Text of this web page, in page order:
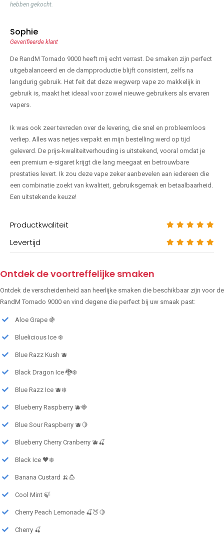
hebben gekocht.
Sophie
Geverifieerde klant
De RandM Tornado 9000 heeft mij echt verrast. De smaken zijn perfect
uitgebalanceerd en de dampproductie blijft consistent, zelfs na
langdurig gebruik. Het feit dat deze wegwerp vape zo makkelijk in
gebruik is, maakt het ideaal voor zowel nieuwe gebruikers als ervaren
vapers.
Ik was ook zeer tevreden over de levering, die snel en probleemloos
verliep. Alles was netjes verpakt en mijn bestelling werd op tijd
geleverd. De prijs-kwaliteitverhouding is uitstekend, vooral omdat je
een premium e-sigaret krijgt die lang meegaat en betrouwbare
prestaties levert. Ik zou deze vape zeker aanbevelen aan iedereen die
een combinatie zoekt van kwaliteit, gebruiksgemak en betaalbaarheid.
Een uitstekende keuze!
Productkwaliteit
Levertijd
Ontdek de voortreffelijke smaken
Ontdek de verscheidenheid aan heerlijke smaken die beschikbaar zijn voor de
RandM Tornado 9000 en vind degene die perfect bij uw smaak past:
Aloe Grape 🍇
Bluelicious Ice ❄️
Blue Razz Kush 🫐
Black Dragon Ice 🐉❄️
Blue Razz Ice 🫐❄️
Blueberry Raspberry 🫐🍓
Blue Sour Raspberry 🫐🍋
Blueberry Cherry Cranberry 🫐🍒
Black Ice 🖤❄️
Banana Custard 🍌🍮
Cool Mint 🍃
Cherry Peach Lemonade 🍒🍑🍋
Cherry 🍒